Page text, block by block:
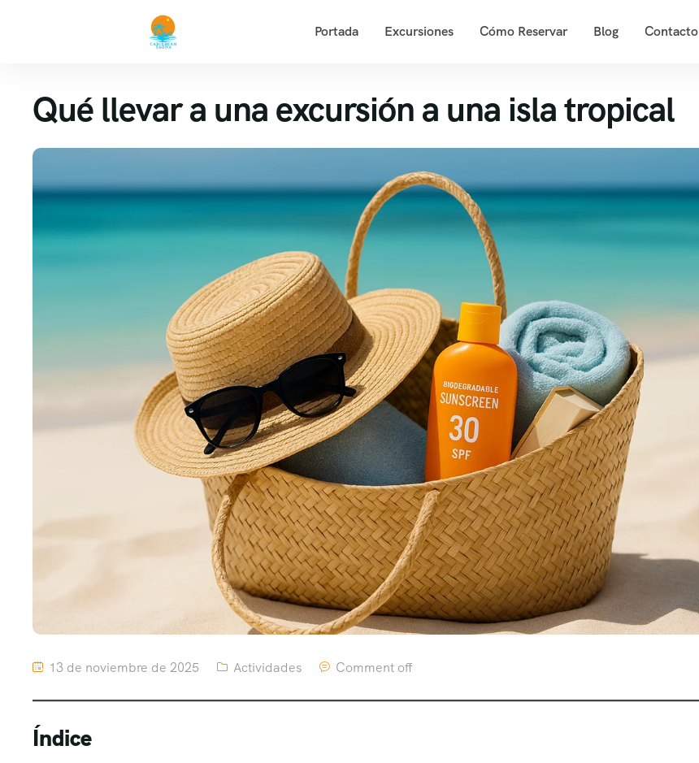
Portada Excursiones Cómo Reservar Blog Contacto
Qué llevar a una excursión a una isla tropical
13 de noviembre de 2025 Actividades Comment off
Índice